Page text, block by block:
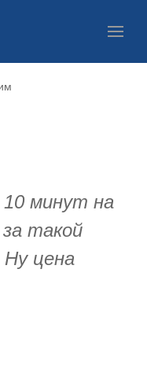
10 минут на
такой
цена